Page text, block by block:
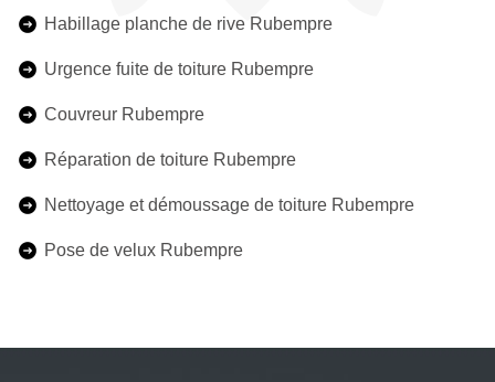
Habillage planche de rive Rubempre
Urgence fuite de toiture Rubempre
Couvreur Rubempre
Réparation de toiture Rubempre
Nettoyage et démoussage de toiture Rubempre
Pose de velux Rubempre